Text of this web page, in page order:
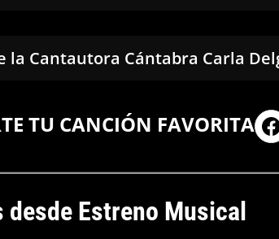
la Cantautora Cántabra Carla
TU CANCIÓN FAVORITA
desde Estreno Musical